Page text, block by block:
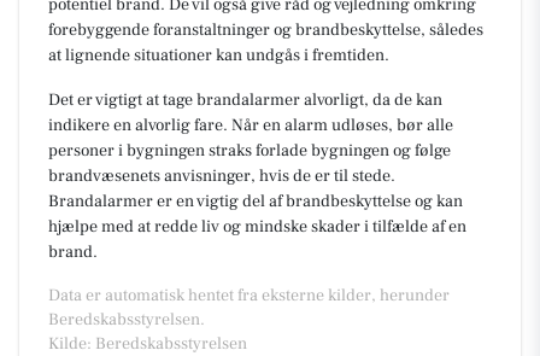
potentiel brand. De vil også give råd og vejledning omkring
forebyggende foranstaltninger og brandbeskyttelse, således
at lignende situationer kan undgås i fremtiden.
Det er vigtigt at tage brandalarmer alvorligt, da de kan
indikere en alvorlig fare. Når en alarm udløses, bør alle
personer i bygningen straks forlade bygningen og følge
brandvæsenets anvisninger, hvis de er til stede.
Brandalarmer er en vigtig del af brandbeskyttelse og kan
hjælpe med at redde liv og mindske skader i tilfælde af en
brand.
Data er automatisk hentet fra eksterne kilder, herunder
Beredskabsstyrelsen.
Kilde: Beredskabsstyrelsen